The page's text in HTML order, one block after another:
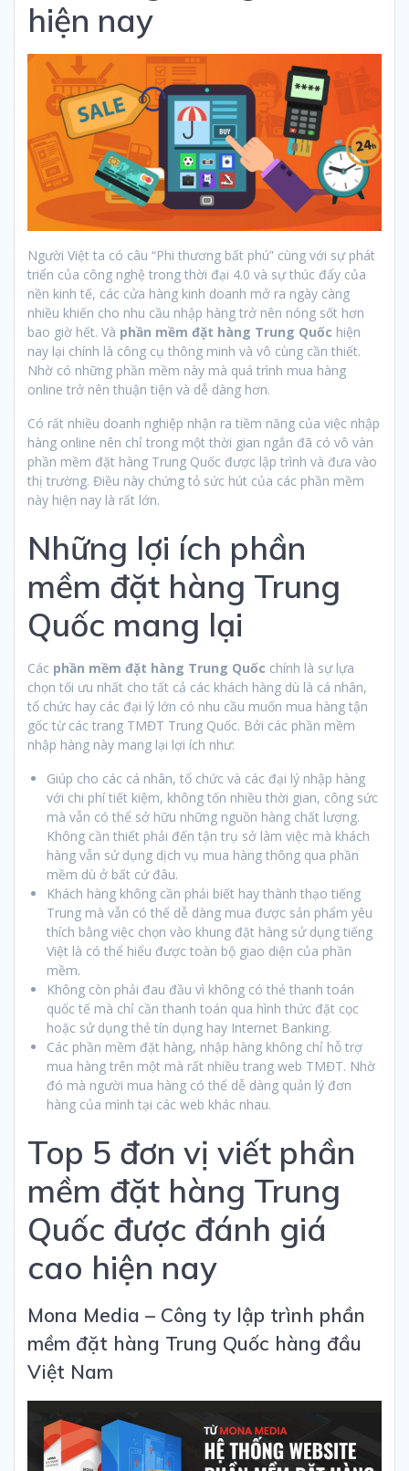
hiện nay
Người Việt ta có câu “Phi thương bất phú” cùng với sự phát
triển của công nghệ trong thời đại 4.0 và sự thúc đẩy của
nền kinh tế, các cửa hàng kinh doanh mở ra ngày càng
nhiều khiến cho nhu cầu nhập hàng trở nên nóng sốt hơn
bao giờ hết. Và phần mềm đặt hàng Trung Quốc hiện
nay lại chính là công cụ thông minh và vô cùng cần thiết.
Nhờ có những phần mềm này mà quá trình mua hàng
online trở nên thuận tiện và dễ dàng hơn.
Có rất nhiều doanh nghiệp nhận ra tiềm năng của việc nhập
hàng online nên chỉ trong một thời gian ngắn đã có vô vàn
phần mềm đặt hàng Trung Quốc được lập trình và đưa vào
thị trường. Điều này chứng tỏ sức hút của các phần mềm
này hiện nay là rất lớn.
Những lợi ích phần
mềm đặt hàng Trung
Quốc mang lại
Các phần mềm đặt hàng Trung Quốc chính là sự lựa
chọn tối ưu nhất cho tất cả các khách hàng dù là cá nhân,
tổ chức hay các đại lý lớn có nhu cầu muốn mua hàng tận
gốc từ các trang TMĐT Trung Quốc. Bởi các phần mềm
nhập hàng này mang lại lợi ích như:
Giúp cho các cá nhân, tổ chức và các đại lý nhập hàng
với chi phí tiết kiệm, không tốn nhiều thời gian, công sức
mà vẫn có thể sở hữu những nguồn hàng chất lượng.
Không cần thiết phải đến tận trụ sở làm việc mà khách
hàng vẫn sử dụng dịch vụ mua hàng thông qua phần
mềm dù ở bất cứ đâu.
Khách hàng không cần phải biết hay thành thạo tiếng
Trung mà vẫn có thể dễ dàng mua được sản phẩm yêu
thích bằng việc chọn vào khung đặt hàng sử dụng tiếng
Việt là có thể hiểu được toàn bộ giao diện của phần
mềm.
Không còn phải đau đầu vì không có thẻ thanh toán
quốc tế mà chỉ cần thanh toán qua hình thức đặt cọc
hoặc sử dụng thẻ tín dụng hay Internet Banking.
Các phần mềm đặt hàng, nhập hàng không chỉ hỗ trợ
mua hàng trên một mà rất nhiều trang web TMĐT. Nhờ
đó mà người mua hàng có thể dễ dàng quản lý đơn
hàng của mình tại các web khác nhau.
Top 5 đơn vị viết phần
mềm đặt hàng Trung
Quốc được đánh giá
cao hiện nay
Mona Media – Công ty lập trình phần
mềm đặt hàng Trung Quốc hàng đầu
Việt Nam